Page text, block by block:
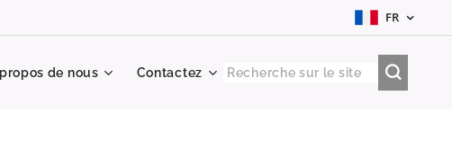
FR
de nous Contactez